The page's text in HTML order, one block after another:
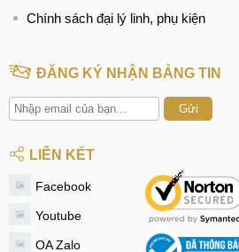
ĐỊA CHỈ THAY MÀN HÌNH
NỘI, TPHCM
Hà Nội: ☏ 037.437.9999 -
Chính sách đại lý linh, phụ kiện
ĐĂNG KÝ NHẬN BẢNG TIN
Gửi
LIÊN KẾT
Facebook
Youtube
OA Zalo